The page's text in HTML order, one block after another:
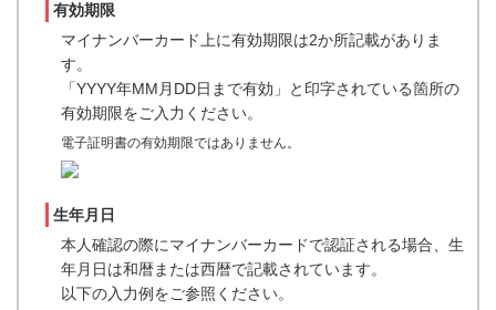
有効期限
マイナンバーカード上に有効期限は2か所記載がありま
す。
「YYYY年MM月DD日まで有効」と印字されている箇所の
有効期限をご入力ください。
電子証明書の有効期限ではありません。
生年月日
本人確認の際にマイナンバーカードで認証される場合、生
年月日は和暦または西暦で記載されています。
以下の入力例をご参照ください。